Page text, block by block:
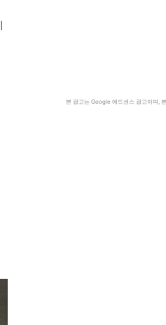
본 광고는 Google 애드센스 광고이며,